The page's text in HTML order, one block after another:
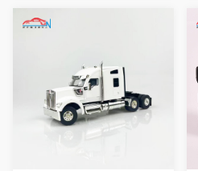
1:50 肯沃斯拖头模型